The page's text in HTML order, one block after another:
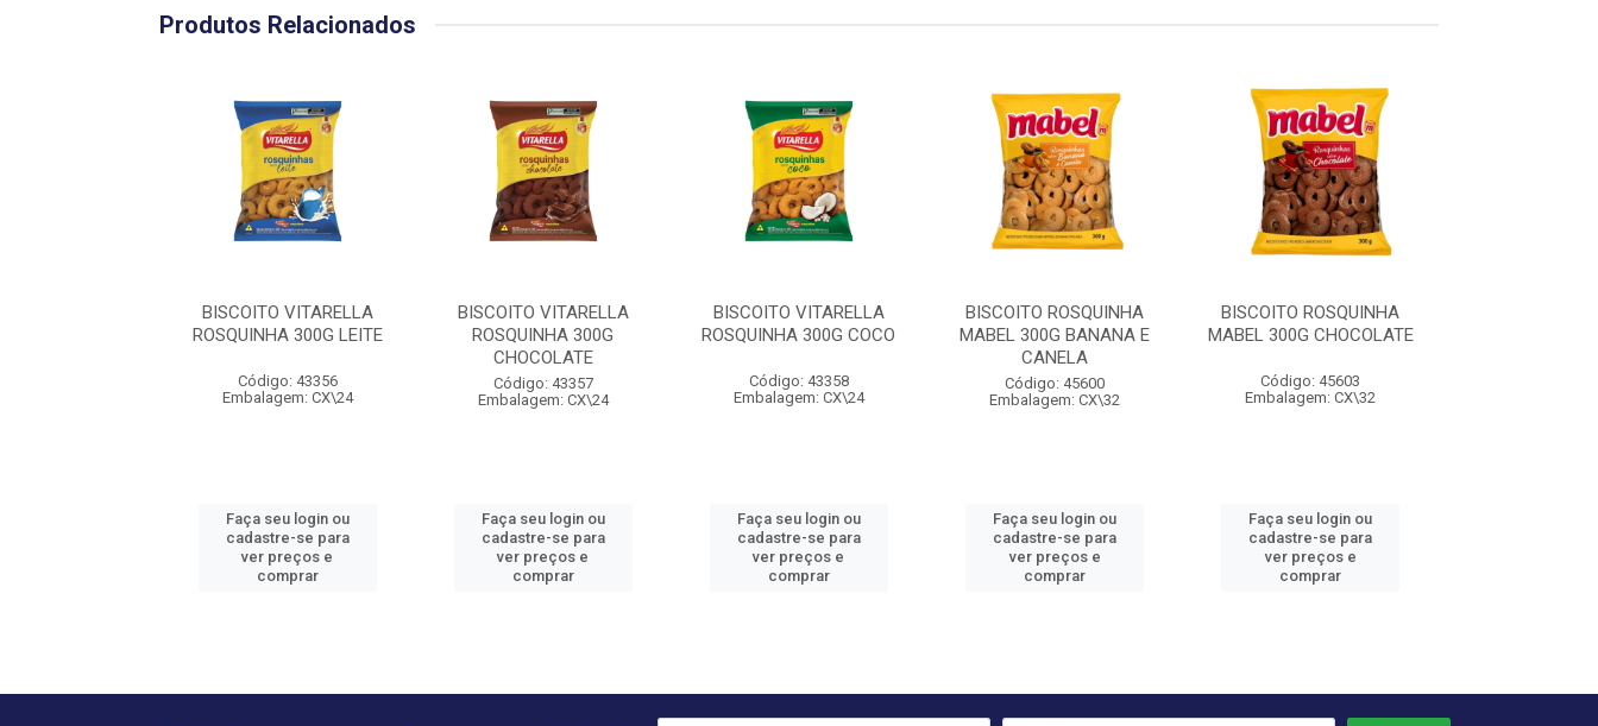
Produtos Relacionados
BISCOITO VITARELLA
ROSQUINHA 300G LEITE
Código: 43356
Embalagem: CX\24
Faça seu login ou
cadastre-se para
ver preços e
comprar
BISCOITO VITARELLA
ROSQUINHA 300G
CHOCOLATE
Código: 43357
Embalagem: CX\24
Faça seu login ou
cadastre-se para
ver preços e
comprar
BISCOITO VITARELLA
ROSQUINHA 300G COCO
Código: 43358
Embalagem: CX\24
Faça seu login ou
cadastre-se para
ver preços e
comprar
BISCOITO ROSQUINHA
MABEL 300G BANANA E
CANELA
Código: 45600
Embalagem: CX\32
Faça seu login ou
cadastre-se para
ver preços e
comprar
BISCOITO ROSQUINHA
MABEL 300G CHOCOLATE
Código: 45603
Embalagem: CX\32
Faça seu login ou
cadastre-se para
ver preços e
comprar